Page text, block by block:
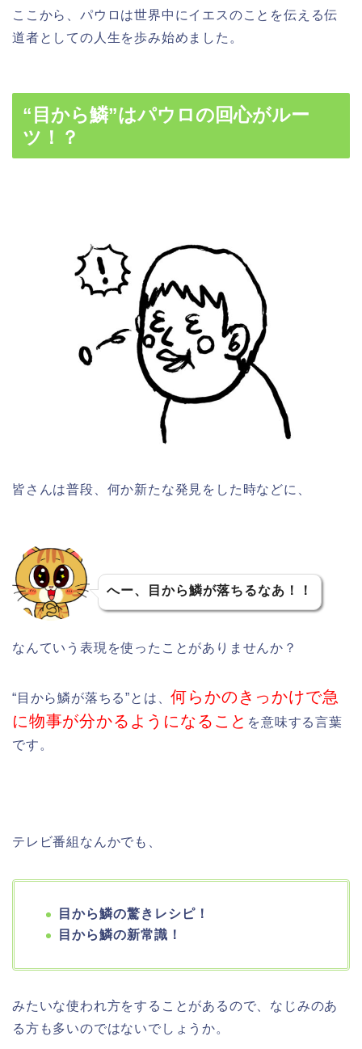
ここから、パウロは世界中にイエスのことを伝える伝
道者としての人生を歩み始めました。
“目から鱗”はパウロの回心がルー
ツ！？
皆さんは普段、何か新たな発見をした時などに、
へー、目から鱗が落ちるなあ！！
なんていう表現を使ったことがありませんか？
“目から鱗が落ちる”とは、何らかのきっかけで急
に物事が分かるようになること を意味する言葉
です。
テレビ番組なんかでも、
目から鱗の驚きレシピ！
目から鱗の新常識！
みたいな使われ方をすることがあるので、なじみのあ
る方も多いのではないでしょうか。